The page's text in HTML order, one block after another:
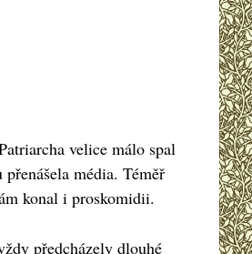
velice málo spal
média. Téměř
konal i proskomidii.
předcházely dlouhé